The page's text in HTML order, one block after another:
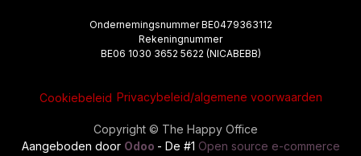
Ondernemingsnummer BE0479363112
Rekeningnummer
BE06 1030 3652 5622 (NICABEBB)
Cookiebeleid Privacybeleid/algemene voorwaarden
Copyright © The Happy Office
Aangeboden door Odoo - De #1 Open source e-commerce